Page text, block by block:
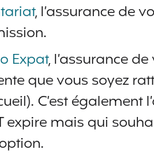
, l’assurance de
Expat, l’assurance
que vous soyez
C’est également
expire mais qui